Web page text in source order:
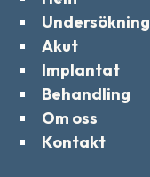
Undersökning
Akut
Implantat
Behandling
Om oss
Kontakt